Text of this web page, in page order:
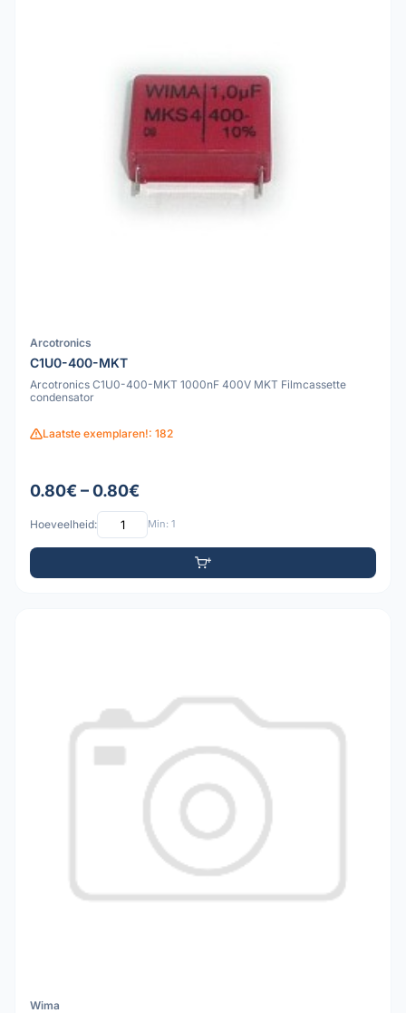
Arcotronics
C1U0-400-MKT
Arcotronics C1U0-400-MKT 1000nF 400V MKT Filmcassette
condensator
Laatste exemplaren!: 182
0.80€ – 0.80€
Hoeveelheid: Min: 1
Wima